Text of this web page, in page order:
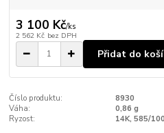
3 100 Kč/ks
2 562 Kč bez DPH
Přidat do
Číslo produktu:
8930
Váha:
0,86 g
Ryzost:
14K, 585/